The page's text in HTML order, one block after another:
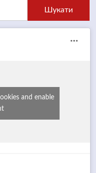
and enable